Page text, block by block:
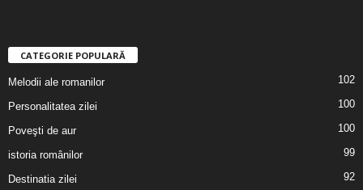
CATEGORIE POPULARĂ
Melodii ale romanilor 102
Personalitatea zilei 100
Poveşti de aur 100
istoria românilor 99
Destinatia zilei 92